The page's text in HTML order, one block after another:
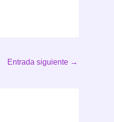
Entrada siguiente →